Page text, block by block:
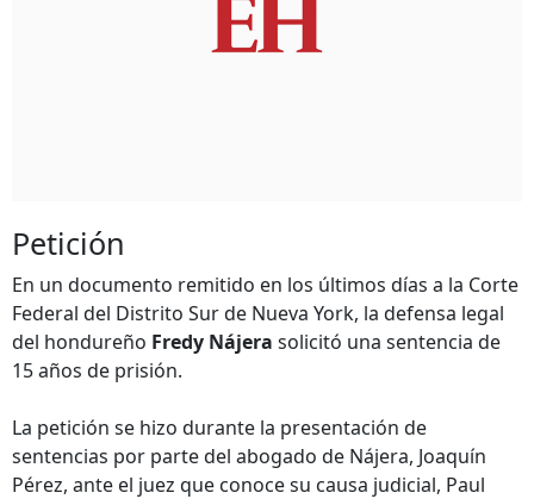
Petición
En un documento remitido en los últimos días a la Corte
Federal del Distrito Sur de Nueva York, la defensa legal
del hondureño Fredy Nájera solicitó una sentencia de
15 años de prisión.
La petición se hizo durante la presentación de
sentencias por parte del abogado de Nájera, Joaquín
Pérez, ante el juez que conoce su causa judicial, Paul